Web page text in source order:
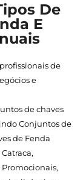
De
E
de
e
de chaves
Conjuntos de
de Fenda